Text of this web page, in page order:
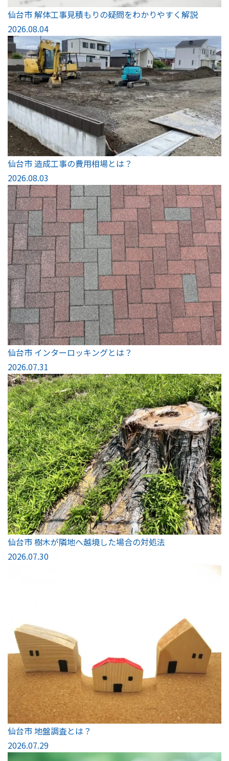
仙台市 解体工事見積もりの疑問をわかりやすく解説
2026.08.04
仙台市 造成工事の費用相場とは？
2026.08.03
仙台市 インターロッキングとは？
2026.07.31
仙台市 樹木が隣地へ越境した場合の対処法
2026.07.30
仙台市 地盤調査とは？
2026.07.29